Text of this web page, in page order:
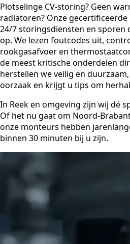
Plotselinge CV-storing? Geen
radiatoren? Onze gecertificeerde
24/7 storingsdiensten en sporen
op. We lezen foutcodes uit,
rookgasafvoer en
de meest kritische onderdelen
herstellen we veilig en
oorzaak en krijgt u tips om
In Reek en omgeving zijn wij dé
Of het nu gaat om Noord-
onze monteurs hebben
binnen 30 minuten bij u zijn.